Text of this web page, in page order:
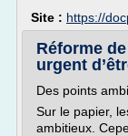
Site : https://
Réforme
urgent
Des points
Sur le papier,
ambitieux.